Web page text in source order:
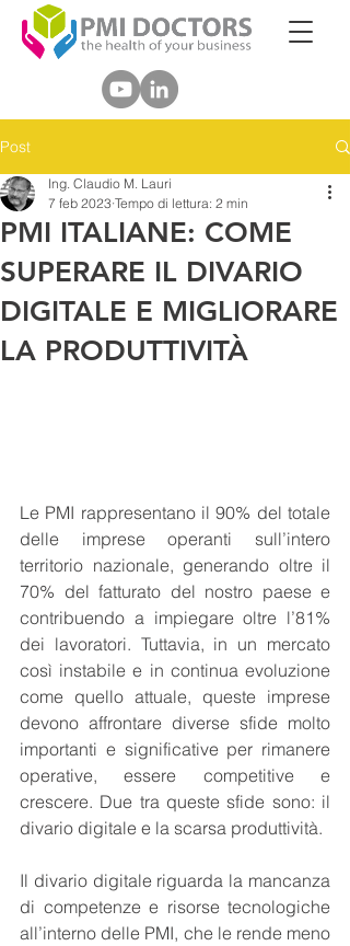
Post
PMI ITALIANE: COME
SUPERARE IL DIVARIO
DIGITALE E MIGLIORARE
LA PRODUTTIVITÀ
Ing. Claudio M. Lauri
7 feb 2023 Tempo di lettura: 2 min
Le PMI rappresentano il 90% del totale
delle imprese operanti sull’intero
territorio nazionale, generando oltre il
70% del fatturato del nostro paese e
contribuendo a impiegare oltre l’81%
dei lavoratori. Tuttavia, in un mercato
così instabile e in continua evoluzione
come quello attuale, queste imprese
devono affrontare diverse sfide molto
importanti e significative per rimanere
operative, essere competitive e
crescere. Due tra queste sfide sono: il
divario digitale e la scarsa produttività.
Il divario digitale riguarda la mancanza
di competenze e risorse tecnologiche
all’interno delle PMI, che le rende meno